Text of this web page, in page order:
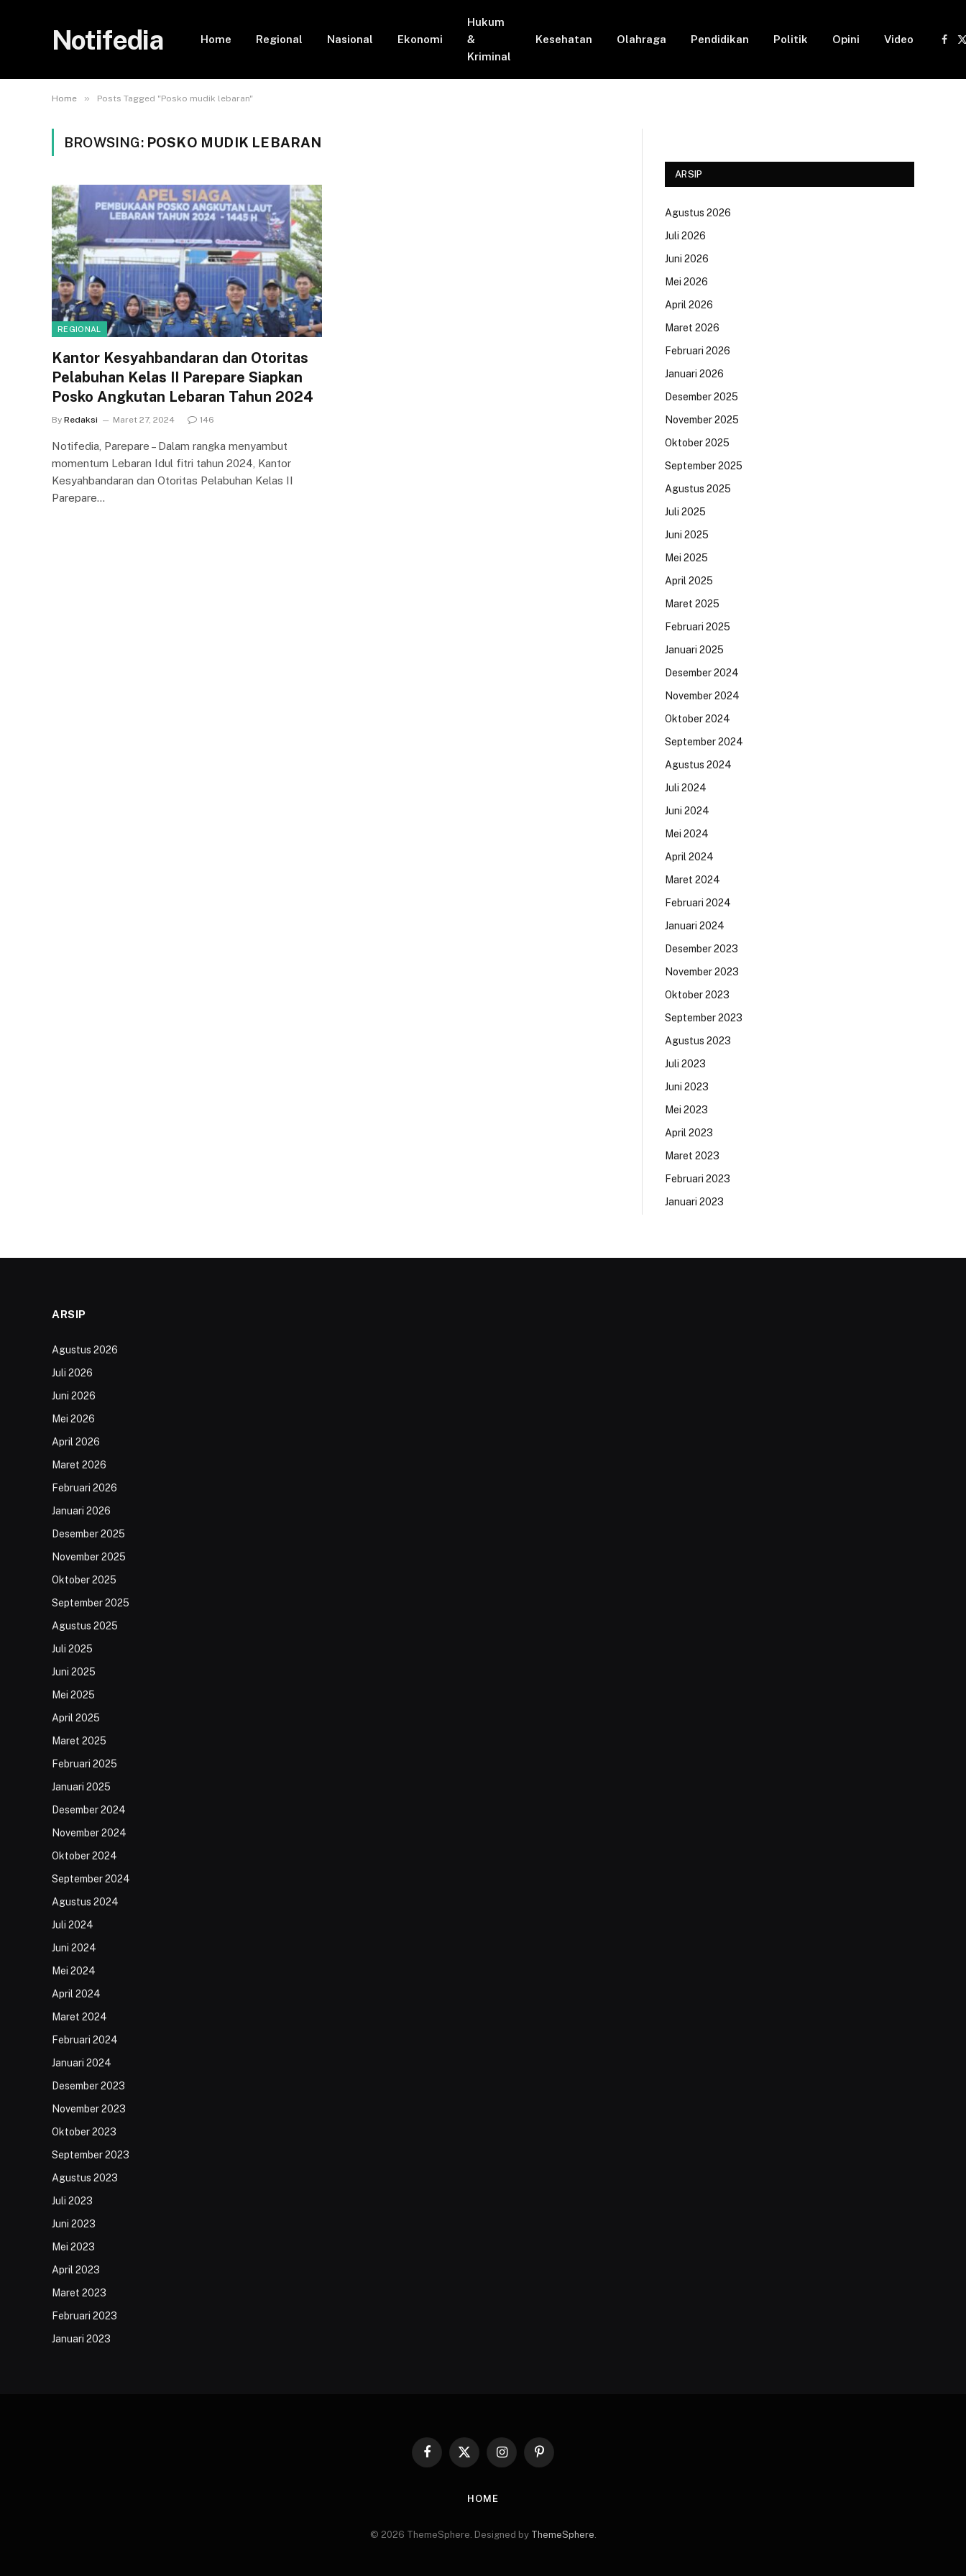
Notifedia Home Regional Nasional Ekonomi
Hukum
&
Kriminal
Kesehatan Olahraga Pendidikan Politik Opini Video
Home » Posts Tagged "Posko mudik lebaran"
BROWSING: POSKO MUDIK LEBARAN
REGIONAL
Kantor Kesyahbandaran dan Otoritas
Pelabuhan Kelas II Parepare Siapkan
Posko Angkutan Lebaran Tahun 2024
By Redaksi Maret 27, 2024 146
Notifedia, Parepare – Dalam rangka menyambut
momentum Lebaran Idul fitri tahun 2024, Kantor
Kesyahbandaran dan Otoritas Pelabuhan Kelas II
Parepare…
ARSIP
Agustus 2026
Juli 2026
Juni 2026
Mei 2026
April 2026
Maret 2026
Februari 2026
Januari 2026
Desember 2025
November 2025
Oktober 2025
September 2025
Agustus 2025
Juli 2025
Juni 2025
Mei 2025
April 2025
Maret 2025
Februari 2025
Januari 2025
Desember 2024
November 2024
Oktober 2024
September 2024
Agustus 2024
Juli 2024
Juni 2024
Mei 2024
April 2024
Maret 2024
Februari 2024
Januari 2024
Desember 2023
November 2023
Oktober 2023
September 2023
Agustus 2023
Juli 2023
Juni 2023
Mei 2023
April 2023
Maret 2023
Februari 2023
Januari 2023
ARSIP
Agustus 2026
Juli 2026
Juni 2026
Mei 2026
April 2026
Maret 2026
Februari 2026
Januari 2026
Desember 2025
November 2025
Oktober 2025
September 2025
Agustus 2025
Juli 2025
Juni 2025
Mei 2025
April 2025
Maret 2025
Februari 2025
Januari 2025
Desember 2024
November 2024
Oktober 2024
September 2024
Agustus 2024
Juli 2024
Juni 2024
Mei 2024
April 2024
Maret 2024
Februari 2024
Januari 2024
Desember 2023
November 2023
Oktober 2023
September 2023
Agustus 2023
Juli 2023
Juni 2023
Mei 2023
April 2023
Maret 2023
Februari 2023
Januari 2023
Facebook
X
InstagramPinterest
HOME
© 2026 ThemeSphere. Designed by ThemeSphere.